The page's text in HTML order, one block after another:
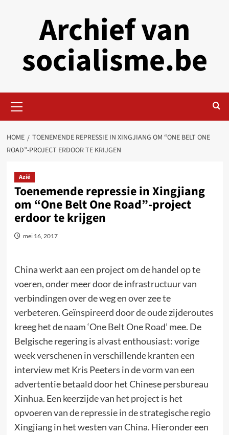
Archief van
socialisme.be
Menu
HOME
TOENEMENDE REPRESSIE IN XINGJIANG OM “ONE BELT ONE
ROAD”-PROJECT ERDOOR TE KRIJGEN
Azië
Toenemende repressie in Xingjiang
om “One Belt One Road”-project
erdoor te krijgen
mei 16, 2017
China werkt aan een project om de handel op te
voeren, onder meer door de infrastructuur van
verbindingen over de weg en over zee te
verbeteren. Geïnspireerd door de oude zijderoutes
kreeg het de naam ‘One Belt One Road’ mee. De
Belgische regering is alvast enthousiast: vorige
week verschenen in verschillende kranten een
interview met Kris Peeters in de vorm van een
advertentie betaald door het Chinese persbureau
Xinhua. Een keerzijde van het project is het
opvoeren van de repressie in de strategische regio
Xingjiang in het westen van China. Hieronder een